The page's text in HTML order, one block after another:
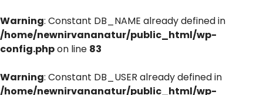
Warning: Constant DB_NAME already defined in
/home/newnirvananatur/public_html/wp-
config.phpon line 83
Warning: Constant DB_USER already defined in
/home/newnirvananatur/public_html/wp-